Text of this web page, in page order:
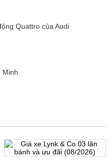
Quattro của Audi
Minh